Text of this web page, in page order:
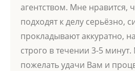
агентством. Мне нравится,
подходят к делу серьёзно,
прокладывают аккуратно,
строго в течении 3-5 минут.
пожелать удачи Вам и